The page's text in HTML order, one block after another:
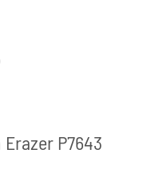
P7643